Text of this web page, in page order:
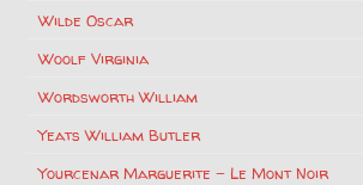
Wilde Oscar
Woolf Virginia
Wordsworth William
Yeats William Butler
Yourcenar Marguerite – Le Mont Noir